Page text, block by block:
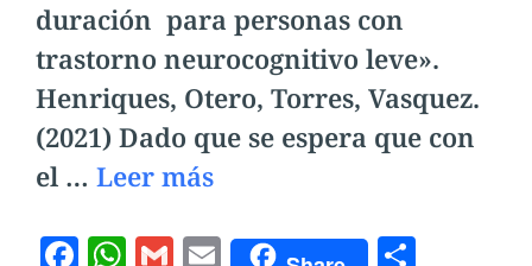
duración para personas con
trastorno neurocognitivo leve».
Henriques, Otero, Torres, Vasquez.
(2021) Dado que se espera que con
el … Leer más
F W G E